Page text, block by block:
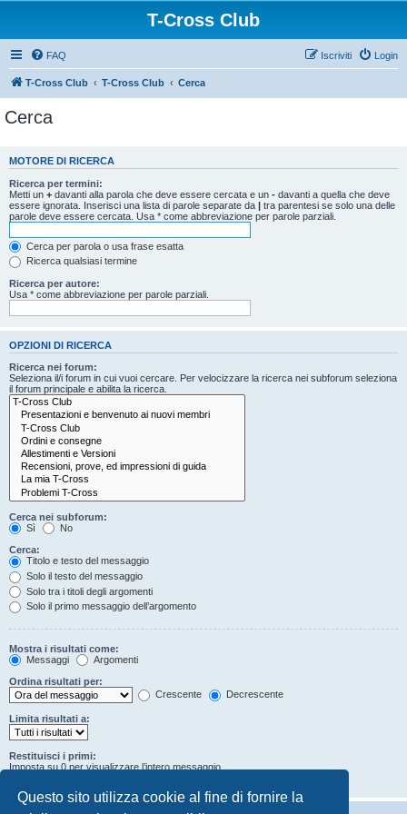
Questo sito utilizza cookie al fine di fornire la
T-Cross Club
FAQ Login
Iscriviti
T-Cross Club T-Cross Club Cerca
Cerca
MOTORE DI RICERCA
Ricerca per termini:
Metti un + davanti alla parola che deve essere cercata e un - davanti a quella che deve
essere ignorata. Inserisci una lista di parole separate da | tra parentesi se solo una delle
parole deve essere cercata. Usa * come abbreviazione per parole parziali.
Cerca per parola o usa frase esatta
Ricerca qualsiasi termine
Ricerca per autore:
Usa * come abbreviazione per parole parziali.
OPZIONI DI RICERCA
Ricerca nei forum:
Seleziona il/i forum in cui vuoi cercare. Per velocizzare la ricerca nei subforum seleziona
il forum principale e abilita la ricerca.
Cerca nei subforum:
Sì
No
Cerca:
Titolo e testo del messaggio
Solo il testo del messaggio
Solo tra i titoli degli argomenti
Solo il primo messaggio dell’argomento
Mostra i risultati come:
Messaggi
Argomenti
Ordina risultati per:
Crescente
Decrescente
Limita risultati a:
Restituisci i primi:
Imposta su 0 per visualizzare l’intero messaggio.